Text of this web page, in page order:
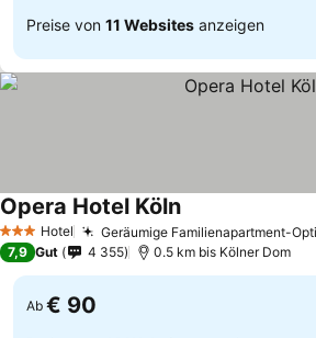
Preise von 11 Websites anzeigen
3 SterneHotel Geräumige Familienapartment-
Opera Hotel KölnPreise sehen
7,9 Gut 4 355 0.5 km bis Kölner Dom
Ab € 90